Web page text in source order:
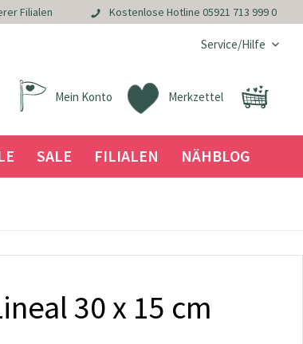
Filialen Kostenlose Hotline 05921 713 999 0
Service/Hilfe
Merkzettel
Mein Konto
SALE FILIALEN NÄHBLOG
30 x 15 cm